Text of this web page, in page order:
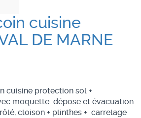
cuisine
DE MARNE
cuisine protection sol +
moquette dépose et évacuation
cloison + plinthes + carrelage